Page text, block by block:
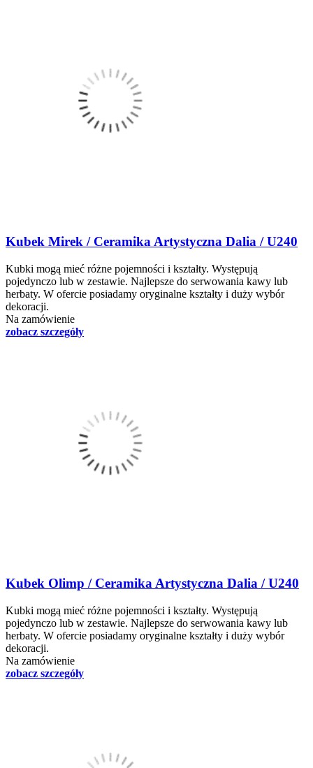
Kubek Mirek / Ceramika Artystyczna Dalia / U240
Kubki mogą mieć różne pojemności i kształty. Występują
pojedynczo lub w zestawie. Najlepsze do serwowania kawy lub
herbaty. W ofercie posiadamy oryginalne kształty i duży wybór
dekoracji.
Na zamówienie
zobacz szczegóły
Kubek Olimp / Ceramika Artystyczna Dalia / U240
Kubki mogą mieć różne pojemności i kształty. Występują
pojedynczo lub w zestawie. Najlepsze do serwowania kawy lub
herbaty. W ofercie posiadamy oryginalne kształty i duży wybór
dekoracji.
Na zamówienie
zobacz szczegóły